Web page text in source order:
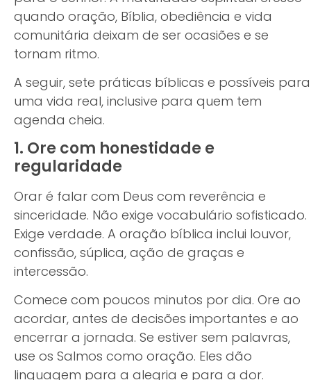
quando oração, Bíblia, obediência e vida
comunitária deixam de ser ocasiões e se
tornam ritmo.
A seguir, sete práticas bíblicas e possíveis para
uma vida real, inclusive para quem tem
agenda cheia.
1. Ore com honestidade e
regularidade
Orar é falar com Deus com reverência e
sinceridade. Não exige vocabulário sofisticado.
Exige verdade. A oração bíblica inclui louvor,
confissão, súplica, ação de graças e
intercessão.
Comece com poucos minutos por dia. Ore ao
acordar, antes de decisões importantes e ao
encerrar a jornada. Se estiver sem palavras,
use os Salmos como oração. Eles dão
linguagem para a alegria e para a dor.